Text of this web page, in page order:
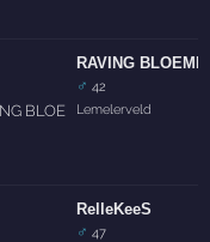
RAVING
♂ 42
Lemelerveld
RelleKeeS
♂ 47